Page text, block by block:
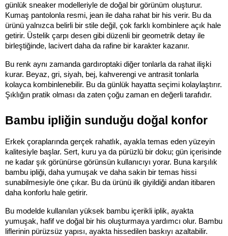
günlük sneaker modelleriyle de doğal bir görünüm oluşturur.
Kumaş pantolonla resmi, jean ile daha rahat bir his verir. Bu da
ürünü yalnızca belirli bir stile değil, çok farklı kombinlere açık hale
getirir. Üstelik çarpı desen gibi düzenli bir geometrik detay ile
birleştiğinde, lacivert daha da rafine bir karakter kazanır.
Bu renk aynı zamanda gardıroptaki diğer tonlarla da rahat ilişki
kurar. Beyaz, gri, siyah, bej, kahverengi ve antrasit tonlarla
kolayca kombinlenebilir. Bu da günlük hayatta seçimi kolaylaştırır.
Şıklığın pratik olması da zaten çoğu zaman en değerli tarafıdır.
Bambu ipliğin sunduğu doğal konfor
Erkek çoraplarında gerçek rahatlık, ayakla temas eden yüzeyin
kalitesiyle başlar. Sert, kuru ya da pürüzlü bir doku; gün içerisinde
ne kadar şık görünürse görünsün kullanıcıyı yorar. Buna karşılık
bambu ipliği, daha yumuşak ve daha sakin bir temas hissi
sunabilmesiyle öne çıkar. Bu da ürünü ilk giyildiği andan itibaren
daha konforlu hale getirir.
Bu modelde kullanılan yüksek bambu içerikli iplik, ayakta
yumuşak, hafif ve doğal bir his oluşturmaya yardımcı olur. Bambu
liflerinin pürüzsüz yapısı, ayakta hissedilen baskıyı azaltabilir.